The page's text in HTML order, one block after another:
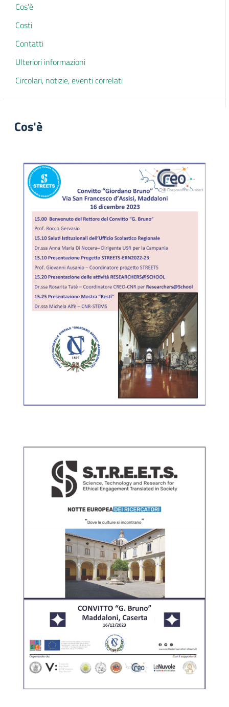
Cos'è
Costi
Contatti
Ulteriori informazioni
Circolari, notizie, eventi correlati
Cos'è